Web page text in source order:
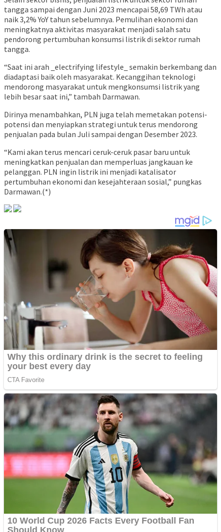
tangga sampai dengan Juni 2023 mencapai 58,69 TWh atau
naik 3,2% YoY tahun sebelumnya. Pemulihan ekonomi dan
meningkatnya aktivitas masyarakat menjadi salah satu
pendorong pertumbuhan konsumsi listrik di sektor rumah
tangga.
“Saat ini arah _electrifying lifestyle_ semakin berkembang dan
diadaptasi baik oleh masyarakat. Kecanggihan teknologi
mendorong masyarakat untuk mengkonsumsi listrik yang
lebih besar saat ini,” tambah Darmawan.
Dirinya menambahkan, PLN juga telah memetakan potensi-
potensi dan menyiapkan strategi untuk terus mendorong
penjualan pada bulan Juli sampai dengan Desember 2023.
“Kami akan terus mencari ceruk-ceruk pasar baru untuk
meningkatkan penjualan dan memperluas jangkauan ke
pelanggan. PLN ingin listrik ini menjadi katalisator
pertumbuhan ekonomi dan kesejahteraan sosial,” pungkas
Darmawan.(*)